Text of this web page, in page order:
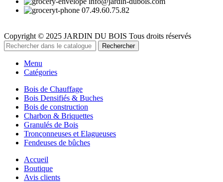
07.49.60.75.82
Copyright © 2025 JARDIN DU BOIS Tous droits réservés
Rechercher
Menu
Catégories
Bois de Chauffage
Bois Densifiés & Buches
Bois de construction
Charbon & Briquettes
Granulés de Bois
Tronçonneuses et Elagueuses
Fendeuses de bûches
Accueil
Boutique
Avis clients